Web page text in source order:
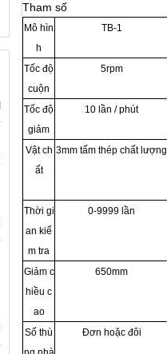
Tham số
Mô hìn
h
TB-1
Tốc độ
cuộn
5rpm
Tốc độ
giảm
10 lần / phút
Vật ch
ất
3mm tấm thép chất lượng
Thời gi
an kiể
m tra
0-9999 lần
Giảm c
hiều c
ao
650mm
Số thù
Đơn hoặc đôi